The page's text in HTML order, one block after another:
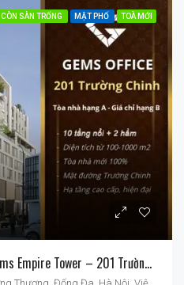
CÒN SÀN TRỐNG MẶT PHỐ TOÀ MỚI
Văn Phòng Thiết Kế Riêng Gems Empire Tower – 201 Trường Chinh